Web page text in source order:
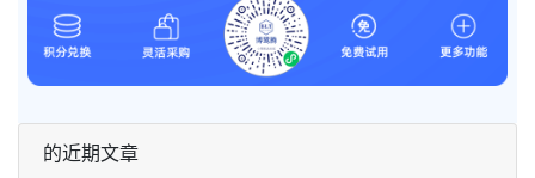
的近期文章